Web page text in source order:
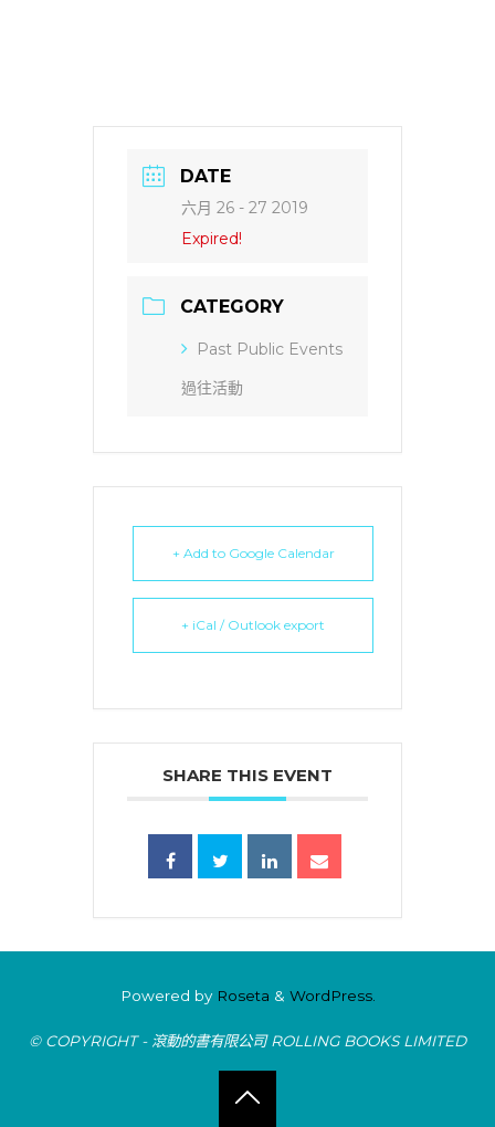
DATE
六月 26 - 27 2019
Expired!
CATEGORY
Past Public Events
過往活動
+ Add to Google Calendar
+ iCal / Outlook export
SHARE THIS EVENT
Powered byRoseta & WordPress.
© COPYRIGHT - 滾動的書有限公司 ROLLING BOOKS LIMITED